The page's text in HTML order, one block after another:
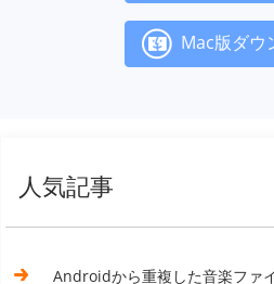
Mac版ダウ
人気記事
Androidから重複した音楽ファ